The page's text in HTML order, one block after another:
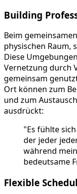
Building
Beim
physischen Raum,
Diese
Vernetzung durch
gemeinsam
Ort können zum
und zum
ausdrückt:
"Es fühlte
der jeder
während
bedeutsame
Flexible